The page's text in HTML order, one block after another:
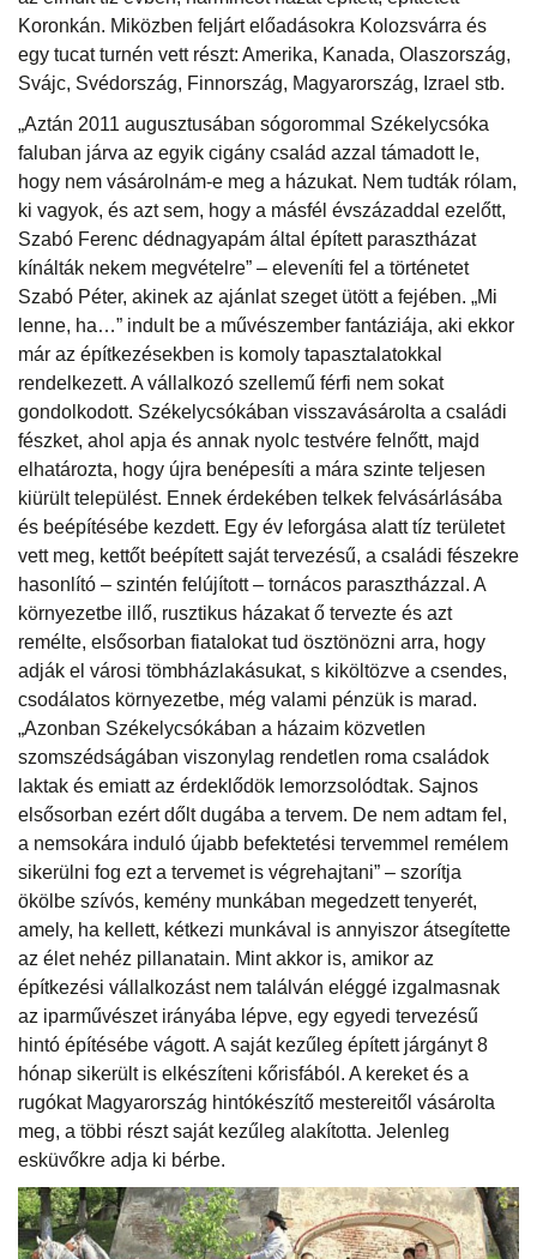
Koronkán. Miközben feljárt előadásokra Kolozsvárra és
egy tucat turnén vett részt: Amerika, Kanada, Olaszország,
Svájc, Svédország, Finnország, Magyarország, Izrael stb.
„Aztán 2011 augusztusában sógorommal Székelycsóka
faluban járva az egyik cigány család azzal támadott le,
hogy nem vásárolnám-e meg a házukat. Nem tudták rólam,
ki vagyok, és azt sem, hogy a másfél évszázaddal ezelőtt,
Szabó Ferenc dédnagyapám által épített parasztházat
kínálták nekem megvételre” – eleveníti fel a történetet
Szabó Péter, akinek az ajánlat szeget ütött a fejében. „Mi
lenne, ha…” indult be a művészember fantáziája, aki ekkor
már az építkezésekben is komoly tapasztalatokkal
rendelkezett. A vállalkozó szellemű férfi nem sokat
gondolkodott. Székelycsókában visszavásárolta a családi
fészket, ahol apja és annak nyolc testvére felnőtt, majd
elhatározta, hogy újra benépesíti a mára szinte teljesen
kiürült települést. Ennek érdekében telkek felvásárlásába
és beépítésébe kezdett. Egy év leforgása alatt tíz területet
vett meg, kettőt beépített saját tervezésű, a családi fészekre
hasonlító – szintén felújított – tornácos parasztházzal. A
környezetbe illő, rusztikus házakat ő tervezte és azt
remélte, elsősorban fiatalokat tud ösztönözni arra, hogy
adják el városi tömbházlakásukat, s kiköltözve a csendes,
csodálatos környezetbe, még valami pénzük is marad.
„Azonban Székelycsókában a házaim közvetlen
szomszédságában viszonylag rendetlen roma családok
laktak és emiatt az érdeklődök lemorzsolódtak. Sajnos
elsősorban ezért dőlt dugába a tervem. De nem adtam fel,
a nemsokára induló újabb befektetési tervemmel remélem
sikerülni fog ezt a tervemet is végrehajtani” – szorítja
ökölbe szívós, kemény munkában megedzett tenyerét,
amely, ha kellett, kétkezi munkával is annyiszor átsegítette
az élet nehéz pillanatain. Mint akkor is, amikor az
építkezési vállalkozást nem találván eléggé izgalmasnak
az iparművészet irányába lépve, egy egyedi tervezésű
hintó építésébe vágott. A saját kezűleg épített járgányt 8
hónap sikerült is elkészíteni kőrisfából. A kereket és a
rugókat Magyarország hintókészítő mestereitől vásárolta
meg, a többi részt saját kezűleg alakította. Jelenleg
esküvőkre adja ki bérbe.